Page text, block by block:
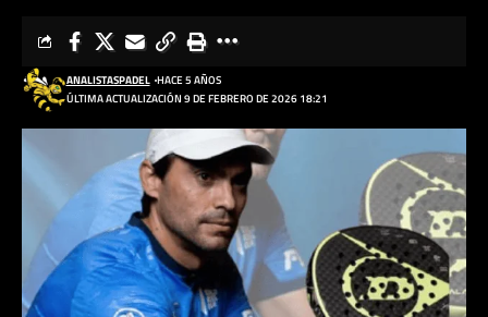
ÚLTIMA ACTUALIZACIÓN 9 DE FEBRERO DE 2026 18:21
ANALISTASPADEL HACE 5 AÑOS